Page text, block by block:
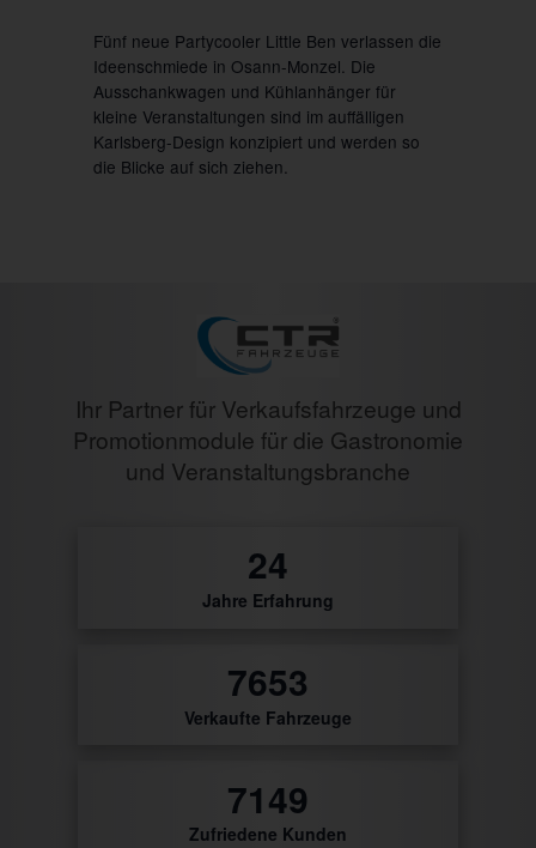
Fünf neue Partycooler Little Ben verlassen die
Ideenschmiede in Osann-Monzel. Die
Ausschankwagen und Kühlanhänger für
kleine Veranstaltungen sind im auffälligen
Karlsberg-Design konzipiert und werden so
die Blicke auf sich ziehen.
Ihr Partner für Verkaufsfahrzeuge und
Promotionmodule für die Gastronomie
und Veranstaltungsbranche
27
Jahre Erfahrung
8820
Verkaufte Fahrzeuge
8239
Zufriedene Kunden